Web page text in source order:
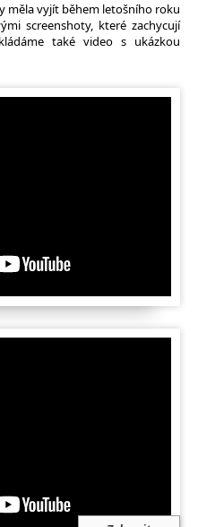
měla vyjít během letošního roku
screenshoty, které zachycují
také video s ukázkou